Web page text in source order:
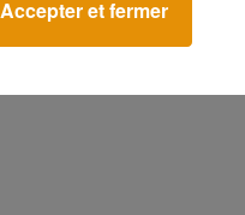
Accepter et fermer